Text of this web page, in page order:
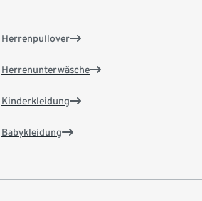
Herrenpullover
Herrenunterwäsche
Kinderkleidung
Babykleidung